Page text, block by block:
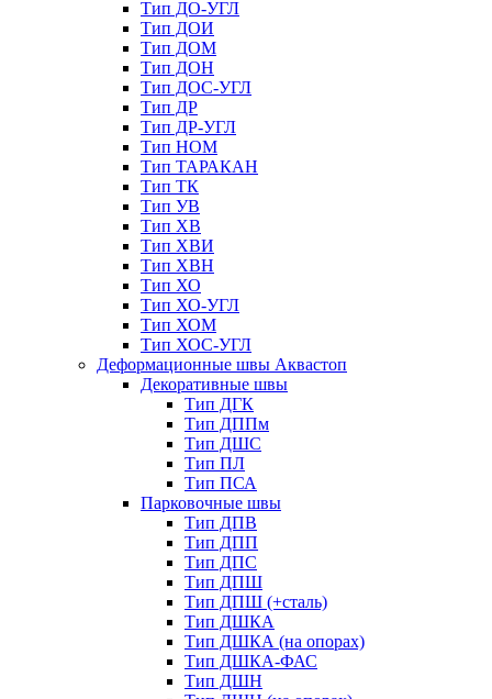
Тип ДО-УГЛ
Тип ДОИ
Тип ДОМ
Тип ДОН
Тип ДОС-УГЛ
Тип ДР
Тип ДР-УГЛ
Тип НОМ
Тип ТАРАКАН
Тип ТК
Тип УВ
Тип ХВ
Тип ХВИ
Тип ХВН
Тип ХО
Тип ХО-УГЛ
Тип ХОМ
Тип ХОС-УГЛ
Деформационные швы Аквастоп
Декоративные швы
Тип ДГК
Тип ДППм
Тип ДШС
Тип ПЛ
Тип ПСА
Парковочные швы
Тип ДПВ
Тип ДПП
Тип ДПС
Тип ДПШ
Тип ДПШ (+сталь)
Тип ДШКА
Тип ДШКА (на опорах)
Тип ДШКА-ФАС
Тип ДШН